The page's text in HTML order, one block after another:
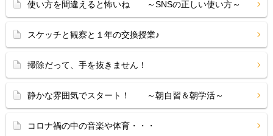
使い方を間違えると怖いね ～SNSの正しい使い方～
スケッチと観察と１年の交換授業♪
掃除だって、手を抜きません！
静かな雰囲気でスタート！ ～朝自習＆朝学活～
コロナ禍の中の音楽や体育・・・